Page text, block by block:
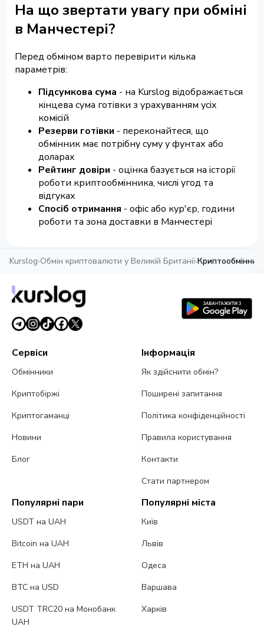
На що звертати увагу при обміні
в Манчестері?
Перед обміном варто перевірити кілька
параметрів:
Підсумкова сума - на Kurslog відображається
кінцева сума готівки з урахуванням усіх
комісій
Резерви готівки - переконайтеся, що
обмінник має потрібну суму у фунтах або
доларах
Рейтинг довіри - оцінка базується на історії
роботи криптообмінника, числі угод та
відгуках
Спосіб отримання - офіс або кур'єр, години
роботи та зона доставки в Манчестері
Kurslog›Обмін криптовалюти у Великій Британії›
Сервіси
Обмінники
Криптобіржі
Криптогаманці
Новини
Блог
Інформація
Як здійснити обмін?
Поширені запитання
Політика конфіденційності
Правила користування
Контакти
Стати партнером
Популярні пари
USDT на UAH
Bitcoin на UAH
ETH на UAH
BTC на USD
USDT TRC20 на Монобанк
UAH
Популярні міста
Київ
Львів
Одеса
Варшава
Харків